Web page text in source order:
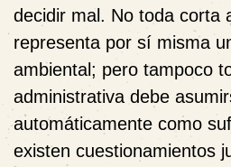
decidir mal. No toda corta
representa por sí misma
ambiental; pero tampoco
administrativa debe
automáticamente como
existen cuestionamientos